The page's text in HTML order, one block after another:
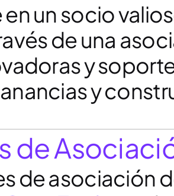
un socio
de una
y
y
de
de asociación